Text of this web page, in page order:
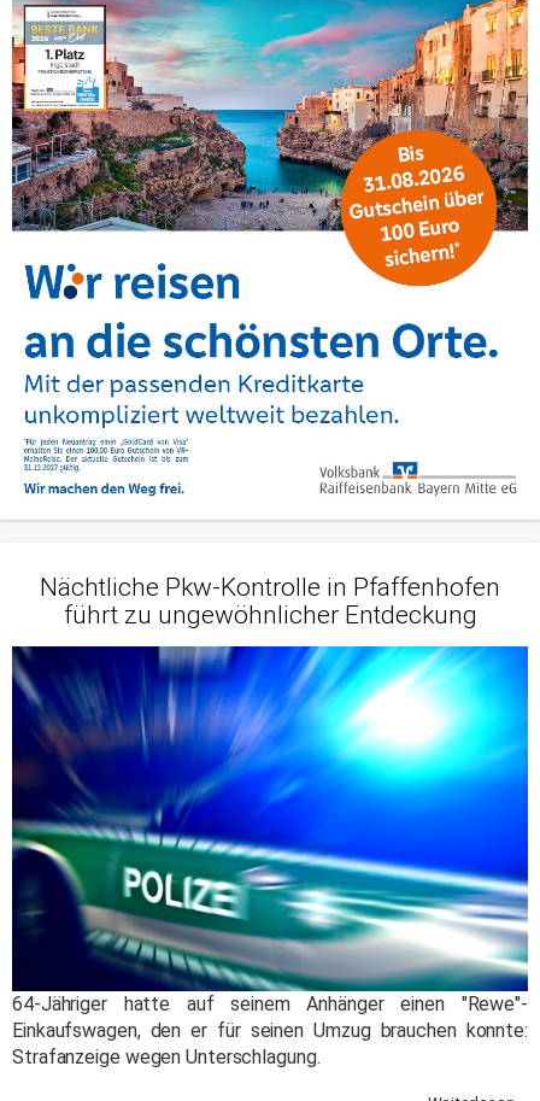
Nächtliche Pkw-Kontrolle in Pfaffenhofen
führt zu ungewöhnlicher Entdeckung
64-Jähriger hatte auf seinem Anhänger einen "Rewe"-
Einkaufswagen, den er für seinen Umzug brauchen konnte:
Strafanzeige wegen Unterschlagung.